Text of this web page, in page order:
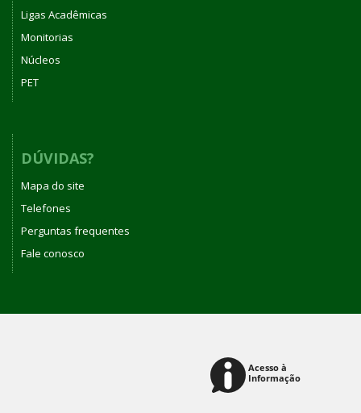
Ligas Acadêmicas
Monitorias
Núcleos
PET
DÚVIDAS?
Mapa do site
Telefones
Perguntas frequentes
Fale conosco